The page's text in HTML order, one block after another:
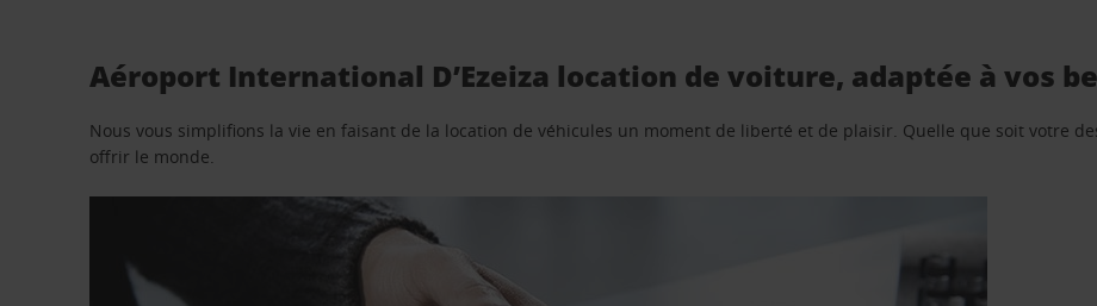
Aéroport International D’Ezeiza location de voiture, adaptée à vos
Nous vous simplifions la vie en faisant de la location de véhicules un moment de liberté et de plaisir. Quelle que soit votre
offrir le monde.